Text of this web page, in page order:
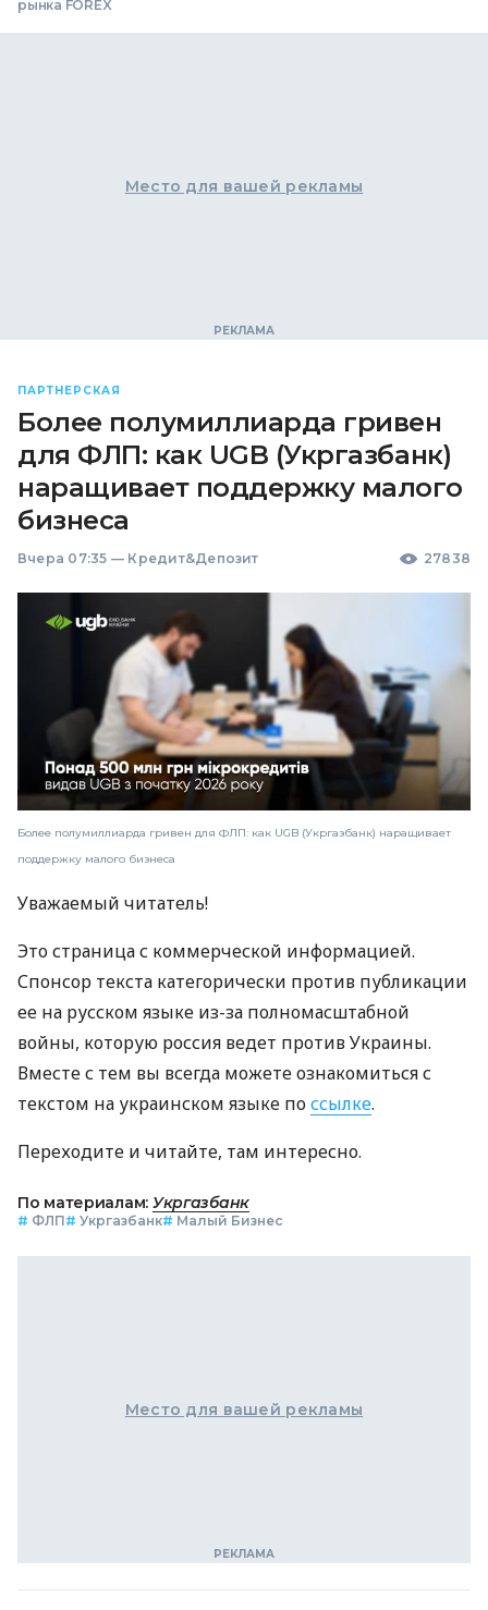
рынка FOREX
Место для вашей рекламы
ПАРТНЕРСКАЯ
Более полумиллиарда гривен
для ФЛП: как UGB (Укргазбанк)
наращивает поддержку малого
бизнеса
Вчера 07:35 — Кредит&Депозит 27838
Более полумиллиарда гривен для ФЛП: как UGB (Укргазбанк) наращивает
поддержку малого бизнеса
Уважаемый читатель!
Это страница с коммерческой информацией.
Спонсор текста категорически против публикации
ее на русском языке из-за полномасштабной
войны, которую россия ведет против Украины.
Вместе с тем вы всегда можете ознакомиться с
текстом на украинском языке поссылке.
Переходите и читайте, там интересно.
По материалам: Укргазбанк
# ФЛП# Укргазбанк# Малый Бизнес
Место для вашей рекламы